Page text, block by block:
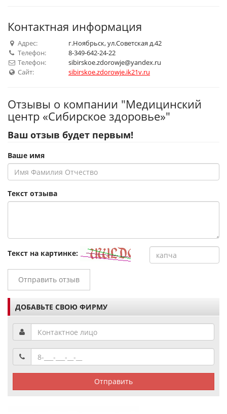
Контактная информация
Адрес:
г.Ноябрьск, ул.Советская д.42
Телефон:
8-349-642-24-22
Телефон:
sibirskoe.zdorowje@yandex.ru
Сайт:
sibirskoe.zdorowje.ik21v.ru
Отзывы о компании "Медицинский
центр «Сибирское здоровье»"
Ваш отзыв будет первым!
Ваше имя
Текст отзыва
Текст на картинке:
Отправить отзыв
ДОБАВЬТЕ СВОЮ ФИРМУ
Отправить